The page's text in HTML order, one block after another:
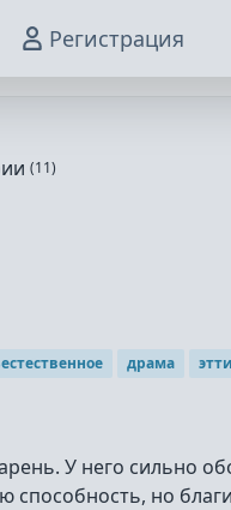
Регистрация
(11)
драма этти
У него сильно
способность, но